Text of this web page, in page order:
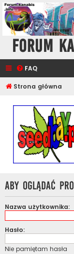
Forum
FAQ
Strona główna
Aby oglądać
Nazwa użytkownika:
Hasło:
Nie pamiętam hasła